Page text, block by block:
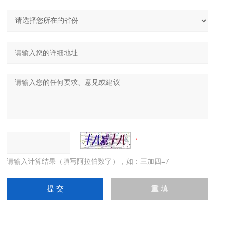
请输入计算结果（填写阿拉伯数字），如：三加四=7